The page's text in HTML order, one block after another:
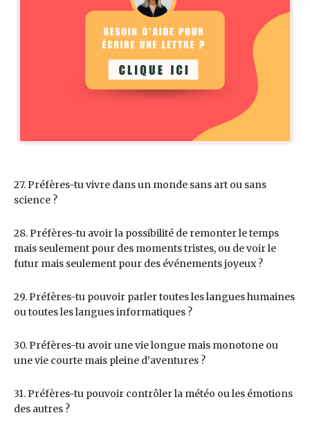
27. Préfères-tu vivre dans un monde sans art ou sans
science ?
28. Préfères-tu avoir la possibilité de remonter le temps
mais seulement pour des moments tristes, ou de voir le
futur mais seulement pour des événements joyeux ?
29. Préfères-tu pouvoir parler toutes les langues humaines
ou toutes les langues informatiques ?
30. Préfères-tu avoir une vie longue mais monotone ou
une vie courte mais pleine d’aventures ?
31. Préfères-tu pouvoir contrôler la météo ou les émotions
des autres ?